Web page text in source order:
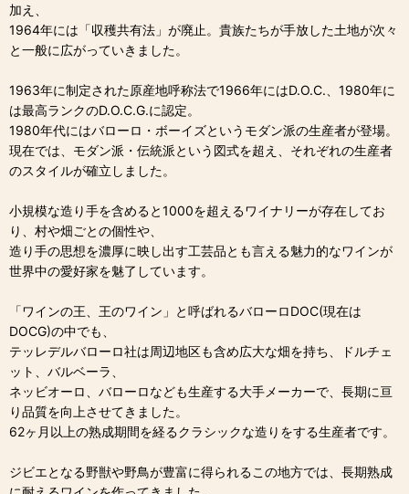
加え、
1964年には「収穫共有法」が廃止。貴族たちが手放した土地が次々
と一般に広がっていきました。
1963年に制定された原産地呼称法で1966年にはD.O.C.、1980年に
は最高ランクのD.O.C.G.に認定。
1980年代にはバローロ・ボーイズというモダン派の生産者が登場。
現在では、モダン派・伝統派という図式を超え、それぞれの生産者
のスタイルが確立しました。
小規模な造り手を含めると1000を超えるワイナリーが存在してお
り、村や畑ごとの個性や、
造り手の思想を濃厚に映し出す工芸品とも言える魅力的なワインが
世界中の愛好家を魅了しています。
「ワインの王、王のワイン」と呼ばれるバローロDOC(現在は
DOCG)の中でも、
テッレデルバローロ社は周辺地区も含め広大な畑を持ち、ドルチェ
ット、バルベーラ、
ネッビオーロ、バローロなども生産する大手メーカーで、長期に亘
り品質を向上させてきました。
62ヶ月以上の熟成期間を経るクラシックな造りをする生産者です。
ジビエとなる野獣や野鳥が豊富に得られるこの地方では、長期熟成